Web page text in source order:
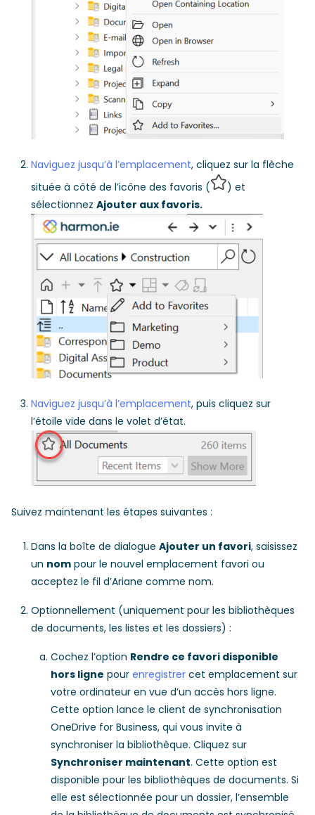
Naviguez jusqu’à l’emplacement, cliquez sur la flèche
située à côté de l’icône des favoris (
) et
sélectionnez Ajouter aux favoris.
Naviguez jusqu’à l’emplacement, puis cliquez sur
l’étoile vide dans le volet d’état.
Suivez maintenant les étapes suivantes :
Dans la boîte de dialogue Ajouter un favori, saisissez
un nom pour le nouvel emplacement favori ou
acceptez le fil d’Ariane comme nom.
Optionnellement (uniquement pour les bibliothèques
de documents, les listes et les dossiers) :
Cochez l’option Rendre ce favori disponible
hors ligne pour enregistrer cet emplacement sur
votre ordinateur en vue d’un accès hors ligne.
Cette option lance le client de synchronisation
OneDrive for Business, qui vous invite à
synchroniser la bibliothèque. Cliquez sur
Synchroniser maintenant. Cette option est
disponible pour les bibliothèques de documents. Si
elle est sélectionnée pour un dossier, l’ensemble